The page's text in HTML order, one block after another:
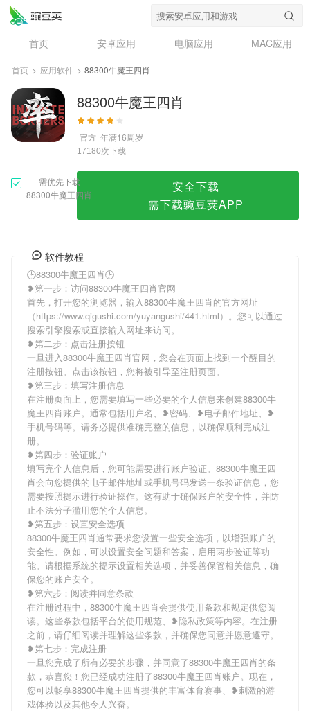
首页 安卓应用 电脑应用
MAC应用
资讯
专题
问答
首页 > 应用软件 > 88300牛魔王四肖
88300牛魔王四肖
官方 年满16周岁
17180次下载
需优先下载
88300牛魔王四肖
安全下载
需下载豌豆荚APP
软件教程
🕒88300牛魔王四肖🕒
❥第一步：访问88300牛魔王四肖官网
首先，打开您的浏览器，输入88300牛魔王四肖的官方网址
（https://www.qigushi.com/yuyangushi/441.html）。您可以通过
搜索引擎搜索或直接输入网址来访问。
❥第二步：点击注册按钮
一旦进入88300牛魔王四肖官网，您会在页面上找到一个醒目的
注册按钮。点击该按钮，您将被引导至注册页面。
❥第三步：填写注册信息
在注册页面上，您需要填写一些必要的个人信息来创建88300牛
魔王四肖账户。通常包括用户名、❥密码、❥电子邮件地址、❥
手机号码等。请务必提供准确完整的信息，以确保顺利完成注
册。
❥第四步：验证账户
填写完个人信息后，您可能需要进行账户验证。88300牛魔王四
肖会向您提供的电子邮件地址或手机号码发送一条验证信息，您
需要按照提示进行验证操作。这有助于确保账户的安全性，并防
止不法分子滥用您的个人信息。
❥第五步：设置安全选项
88300牛魔王四肖通常要求您设置一些安全选项，以增强账户的
安全性。例如，可以设置安全问题和答案，启用两步验证等功
能。请根据系统的提示设置相关选项，并妥善保管相关信息，确
保您的账户安全。
❥第六步：阅读并同意条款
在注册过程中，88300牛魔王四肖会提供使用条款和规定供您阅
读。这些条款包括平台的使用规范、❥隐私政策等内容。在注册
之前，请仔细阅读并理解这些条款，并确保您同意并愿意遵守。
❥第七步：完成注册
一旦您完成了所有必要的步骤，并同意了88300牛魔王四肖的条
款，恭喜您！您已经成功注册了88300牛魔王四肖账户。现在，
您可以畅享88300牛魔王四肖提供的丰富体育赛事、❥刺激的游
戏体验以及其他令人兴奋。